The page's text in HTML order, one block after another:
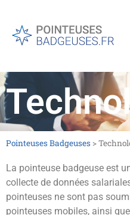
Pointeuses Badgeuses >
La pointeuse badgeuse est
collecte de données
pointeuses ne sont pas
pointeuses mobiles, ainsi